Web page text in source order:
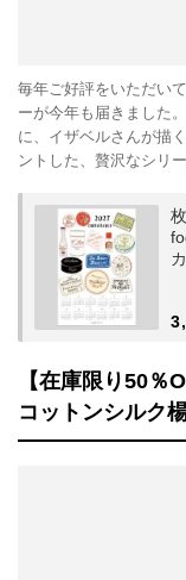
毎年ご好評をいただい
ーが今年も届きました
に、イザベルさんが描
ントした、贅沢なシリー
【在庫限り50％
コットンシルク楊